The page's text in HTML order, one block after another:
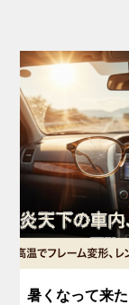
暑くなって来